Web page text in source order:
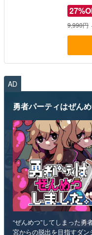
9,990円
AD
勇者パーティはぜんめ
“ぜんめつ”してしまった
宮からの脱出を目指すダ